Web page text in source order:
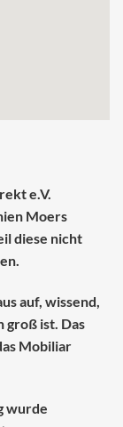
e.V.
Moers
diese nicht
auf, wissend,
groß ist. Das
Mobiliar
wurde